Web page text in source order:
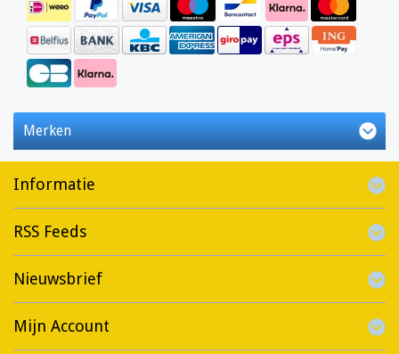
Merken
Informatie
RSS Feeds
Nieuwsbrief
Mijn Account